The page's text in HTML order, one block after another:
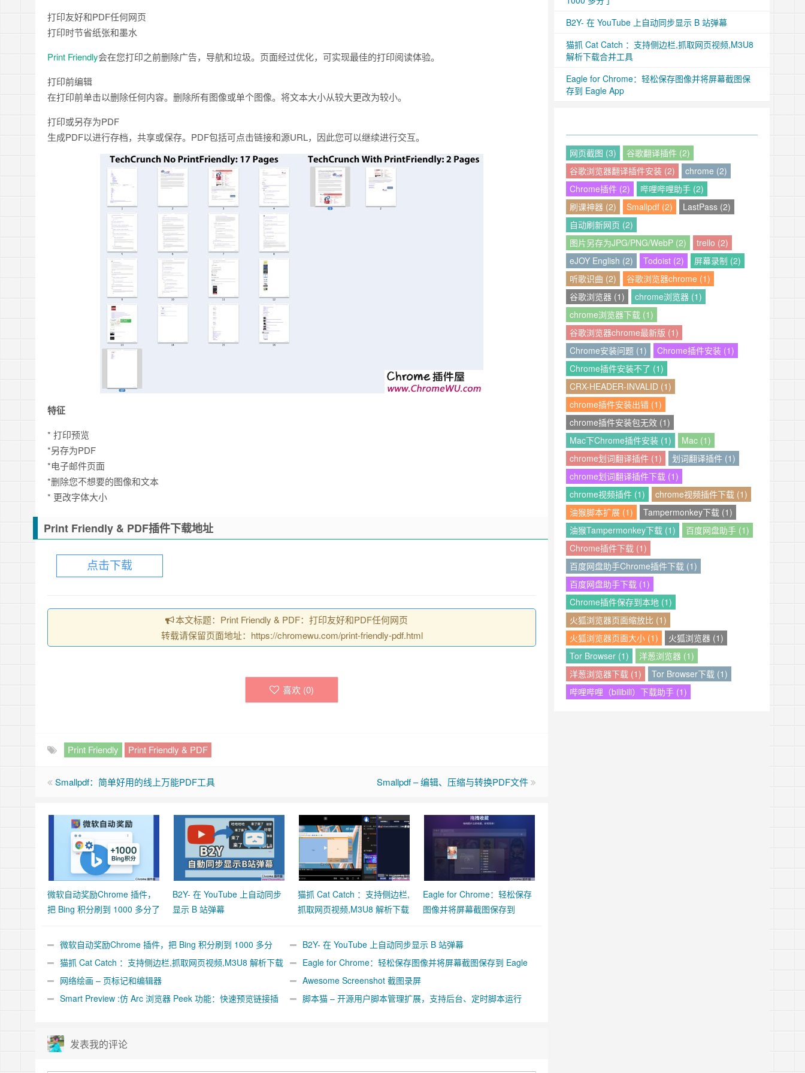
打印友好和PDF任何网页
打印时节省纸张和墨水
Print Friendly会在您打印之前删除广告，导航和垃圾。页面经过优化，可实现最佳的打印阅读体验。
打印前编辑
在打印前单击以删除任何内容。删除所有图像或单个图像。将文本大小从较大更改为较小。
打印或另存为PDF
生成PDF以进行存档，共享或保存。PDF包括可点击链接和源URL，因此您可以继续进行交互。
特征
* 打印预览
*另存为PDF
*电子邮件页面
*删除您不想要的图像和文本
* 更改字体大小
Print Friendly & PDF插件下载地址
点击下载
本文标题：Print Friendly & PDF：打印友好和PDF任何网页
转载请保留页面地址：https://chromewu.com/print-friendly-pdf.html
喜欢 (0)
Print Friendly Print Friendly & PDF
Smallpdf：简单好用的线上万能PDF工具 Smallpdf – 编辑、压缩与转换PDF文件
微软自动奖励Chrome 插件，
把 Bing 积分刷到 1000 多分了
B2Y- 在 YouTube 上自动同步
显示 B 站弹幕
猫抓 Cat Catch ：支持侧边栏,
抓取网页视频,M3U8 解析下载
Eagle for Chrome：轻松保存
图像并将屏幕截图保存到
微软自动奖励Chrome 插件，把 Bing 积分刷到 1000 多分
了
B2Y- 在 YouTube 上自动同步显示 B 站弹幕
猫抓 Cat Catch ：支持侧边栏,抓取网页视频,M3U8 解析下载
合并工具
Eagle for Chrome：轻松保存图像并将屏幕截图保存到 Eagle
App
网络绘画 – 页标记和编辑器
Awesome Screenshot 截图录屏
Smart Preview :仿 Arc 浏览器 Peek 功能：快速预览链接插
脚本猫 – 开源用户脚本管理扩展，支持后台、定时脚本运行
发表我的评论
B2Y- 在 YouTube 上自动同步显示 B 站弹幕
猫抓 Cat Catch ：支持侧边栏,抓取网页视频,M3U8
解析下载合并工具
Eagle for Chrome：轻松保存图像并将屏幕截图保
存到 Eagle App
网页截图 (3)
谷歌翻译插件 (2)
谷歌浏览器翻译插件安装 (2)
chrome (2)
Chrome插件 (2)
哔哩哔哩助手 (2)
刷课神器 (2)
Smallpdf (2)
LastPass (2)
自动刷新网页 (2)
图片另存为JPG/PNG/WebP (2)
trello (2)
eJOY English (2)
Todoist (2)
屏幕录制 (2)
听歌识曲 (2)
谷歌浏览器chrome (1)
谷歌浏览器 (1)
chrome浏览器 (1)
chrome浏览器下载 (1)
谷歌浏览器chrome最新版 (1)
Chrome安装问题 (1)
Chrome插件安装 (1)
Chrome插件安装不了 (1)
CRX-HEADER-INVALID (1)
chrome插件安装出错 (1)
chrome插件安装包无效 (1)
Mac下Chrome插件安装 (1)
Mac (1)
chrome划词翻译插件 (1)
划词翻译插件 (1)
chrome划词翻译插件下载 (1)
chrome视频插件 (1)
chrome视频插件下载 (1)
油猴脚本扩展 (1)
Tampermonkey下载 (1)
油猴Tampermonkey下载 (1)
百度网盘助手 (1)
Chrome插件下载 (1)
百度网盘助手Chrome插件下载 (1)
百度网盘助手下载 (1)
Chrome插件保存到本地 (1)
火狐浏览器页面缩放比 (1)
火狐浏览器页面大小 (1)
火狐浏览器 (1)
Tor Browser (1)
洋葱浏览器 (1)
洋葱浏览器下载 (1)
Tor Browser下载 (1)
哔哩哔哩（bilibili）下载助手 (1)